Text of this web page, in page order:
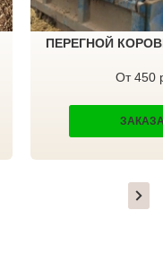
ПЕРЕГНОЙ
От 450